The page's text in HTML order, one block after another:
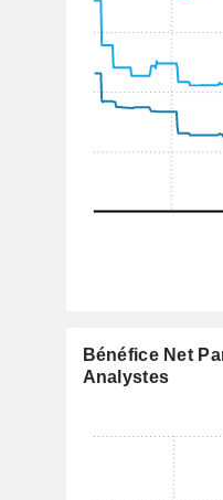
Bénéfice Net
Analystes